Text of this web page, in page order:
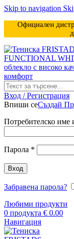
Skip to navigation
Официален
Вход / Регистрация
Впиши сеСъздай
Потребителско име
Парола *
Вход
Забравена парола?
Любими продукти
0 продукта € 0.00
Навигация